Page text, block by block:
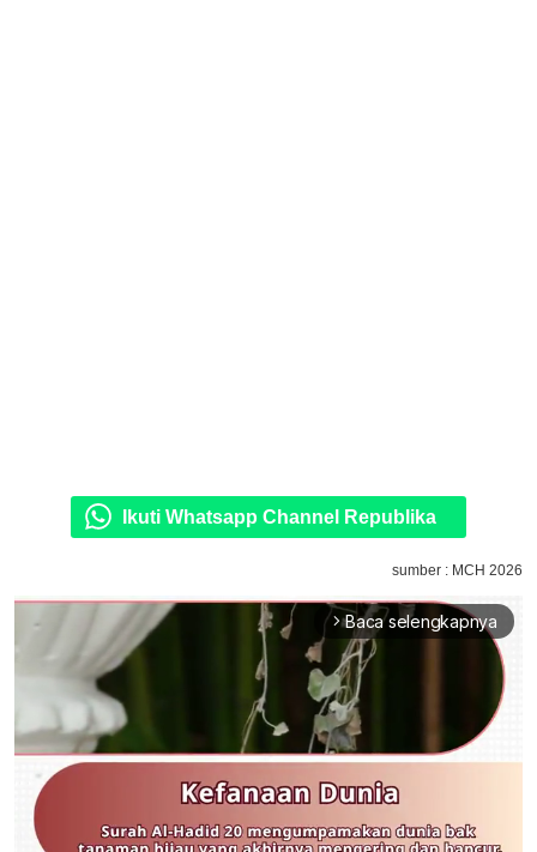
Ikuti Whatsapp Channel Republika
sumber : MCH 2026
arrow_forward_ios Baca selengkapnya